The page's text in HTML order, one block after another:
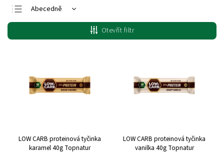
Abecedně
Nejlevnější
Nejdražší
Otevřít filtr
LOW CARB proteinová tyčinka
karamel 40g Topnatur
LOW CARB proteinová tyčinka
vanilka 40g Topnatur